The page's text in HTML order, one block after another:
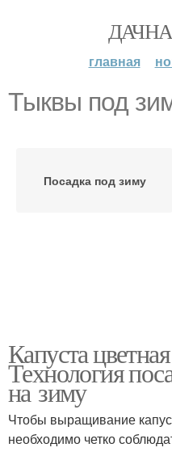
главная
Тыквы под
Посадка под зиму
Капуста
Технология
на зиму
Чтобы выращивание
необходимо четко